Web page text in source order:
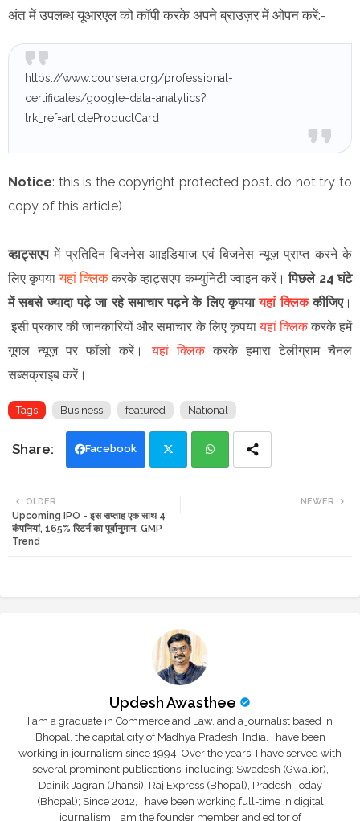
अंत में उपलब्ध यूआरएल को कॉपी करके अपने ब्राउज़र में ओपन करें:-
https://www.coursera.org/professional-
certificates/google-data-analytics?
trk_ref=articleProductCard
Notice: this is the copyright protected post. do not try to
copy of this article)
व्हाट्सएप में प्रतिदिन बिजनेस आइडियाज एवं बिजनेस न्यूज़ प्राप्त करने के
लिए कृपयायहां क्लिककरके व्हाट्सएप कम्युनिटी ज्वाइन करें।पिछले 24 घंटे
में सबसे ज्यादा पढ़े जा रहे समाचार पढ़ने के लिए कृपयायहां क्लिककीजिए।
इसी प्रकार की जानकारियों और समाचार के लिए कृपयायहां क्लिककरके हमें
गूगल न्यूज़ पर फॉलो करें ।यहां क्लिककरके हमारा टेलीग्राम चैनल
सब्सक्राइब करें।
Tags Business featured National
Facebook
tte
NEWER
OLDER
Upcoming IPO - इस सप्ताह एक साथ 4
कंपनियां, 165% रिटर्न का पूर्वानुमान, GMP
Trend
Updesh Awasthee
I am a graduate in Commerce and Law, and a journalist based in
Bhopal, the capital city of Madhya Pradesh, India. I have been
working in journalism since 1994. Over the years, I have served with
several prominent publications, including: Swadesh (Gwalior),
Dainik Jagran (Jhansi), Raj Express (Bhopal), Pradesh Today
(Bhopal); Since 2012, I have been working full-time in digital
journalism. I am the founder member and editor of